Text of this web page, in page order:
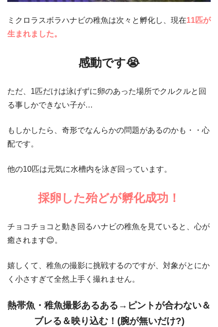
ミクロラスボラハナビの稚魚は次々と孵化し、現在11匹が
生まれました。
感動です😭
ただ、1匹だけは泳げずに卵のあった場所でクルクルと回
る事しかできない子が…
もしかしたら、奇形でなんらかの問題があるのかも・・心
配です。
他の10匹は元気に水槽内を泳ぎ回っています。
採卵した殆どが孵化成功！
チョコチョコと動き回るハナビの稚魚を見ていると、心が
癒されます😊。
嬉しくて、稚魚の撮影に挑戦するのですが、対象がとにか
く小さすぎて全然上手く撮れません。
熱帯魚・稚魚撮影あるある→ピントが合わない＆
ブレる＆映り込む！(腕が無いだけ?)